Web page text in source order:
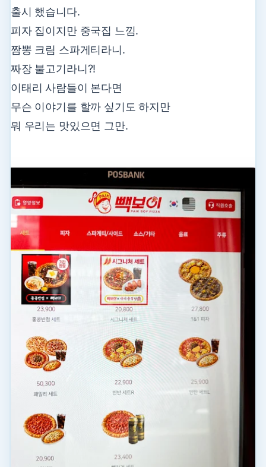
출시 했습니다.
피자 집이지만 중국집 느낌.
짬뽕 크림 스파게티라니.
짜장 불고기라니?!
이태리 사람들이 본다면
무슨 이야기를 할까 싶기도 하지만
뭐 우리는 맛있으면 그만.